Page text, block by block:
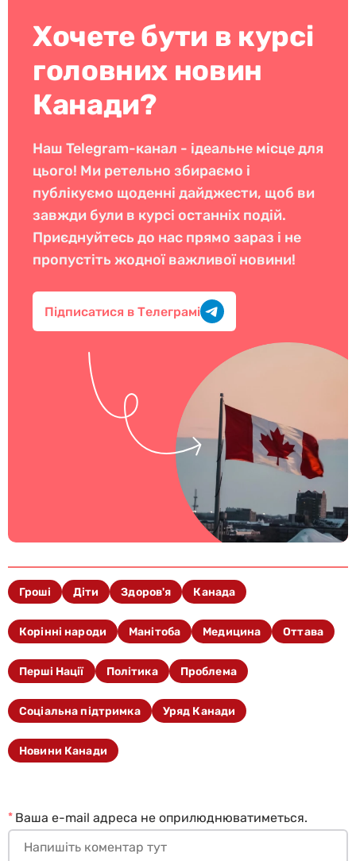
Хочете бути в курсі
головних новин
Канади?
Наш Telegram-канал - ідеальне місце для
цього! Ми ретельно збираємо і
публікуємо щоденні дайджести, щоб ви
завжди були в курсі останніх подій.
Приєднуйтесь до нас прямо зараз і не
пропустіть жодної важливої новини!
Підписатися в Телеграмі
Гроші Діти Здоров'я Канада
Корінні народи Манітоба Медицина Оттава
Перші Нації Політика Проблема
Соціальна підтримка Уряд Канади
Новини Канади
Ваша e-mail адреса не оприлюднюватиметься.
*